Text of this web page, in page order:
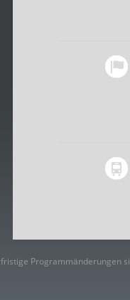
Programmänderungen